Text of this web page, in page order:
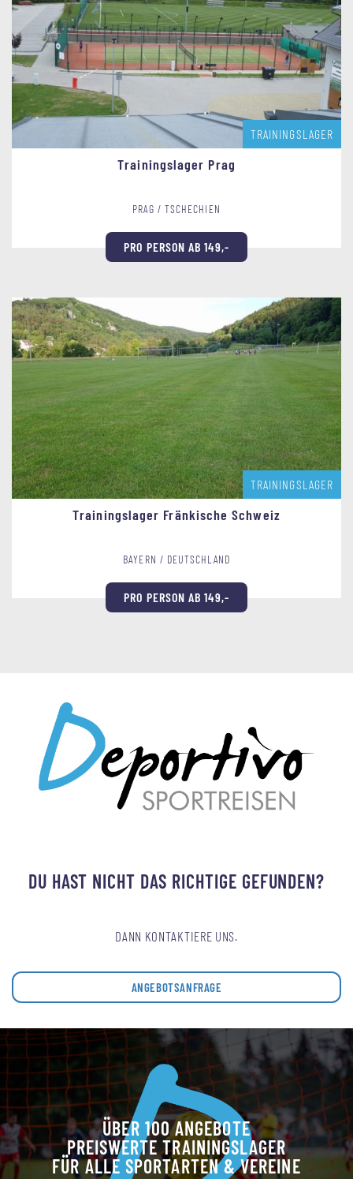
TRAININGSLAGER
Trainingslager Prag
PRAG / TSCHECHIEN
PRO PERSON AB 149,-
TRAININGSLAGER
Trainingslager Fränkische Schweiz
BAYERN / DEUTSCHLAND
PRO PERSON AB 149,-
DU HAST NICHT DAS RICHTIGE GEFUNDEN?
DANN KONTAKTIERE UNS.
ANGEBOTSANFRAGE
ÜBER 100 ANGEBOTE
PREISWERTE TRAININGSLAGER
FÜR ALLE SPORTARTEN & VEREINE